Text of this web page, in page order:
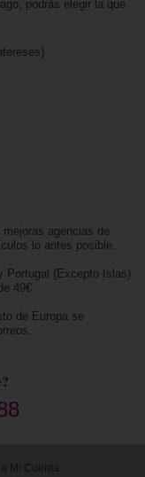
podrás elegir la que
agencias de
lo antes posible.
Portugal (Excepto Islas)
49€.
de Europa se
Mi Cuenta